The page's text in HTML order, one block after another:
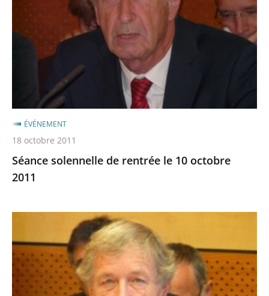
10
octobre
Séance solennelle de rentrée le 10 octobre
2011
ÉVÉNEMENT
18 octobre 2011
de
rentrée
le